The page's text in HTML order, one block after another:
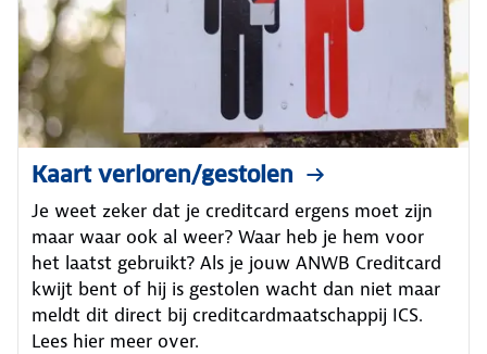
Kaart verloren/gestolen
Je weet zeker dat je creditcard ergens moet zijn
maar waar ook al weer? Waar heb je hem voor
het laatst gebruikt? Als je jouw ANWB Creditcard
kwijt bent of hij is gestolen wacht dan niet maar
meldt dit direct bij creditcardmaatschappij ICS.
Lees hier meer over.